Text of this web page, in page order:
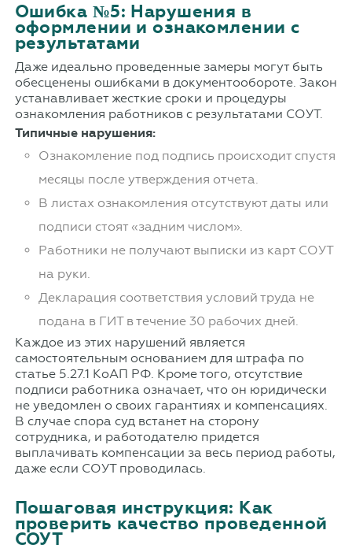
Ошибка №5: Нарушения в
оформлении и ознакомлении с
результатами
Даже идеально проведенные замеры могут быть
обесценены ошибками в документообороте. Закон
устанавливает жесткие сроки и процедуры
ознакомления работников с результатами СОУТ.
Типичные нарушения:
Ознакомление под подпись происходит спустя
месяцы после утверждения отчета.
В листах ознакомления отсутствуют даты или
подписи стоят «задним числом».
Работники не получают выписки из карт СОУТ
на руки.
Декларация соответствия условий труда не
подана в ГИТ в течение 30 рабочих дней.
Каждое из этих нарушений является
самостоятельным основанием для штрафа по
статье 5.27.1 КоАП РФ. Кроме того, отсутствие
подписи работника означает, что он юридически
не уведомлен о своих гарантиях и компенсациях.
В случае спора суд встанет на сторону
сотрудника, и работодателю придется
выплачивать компенсации за весь период работы,
даже если СОУТ проводилась.
Пошаговая инструкция: Как
проверить качество проведенной
СОУТ